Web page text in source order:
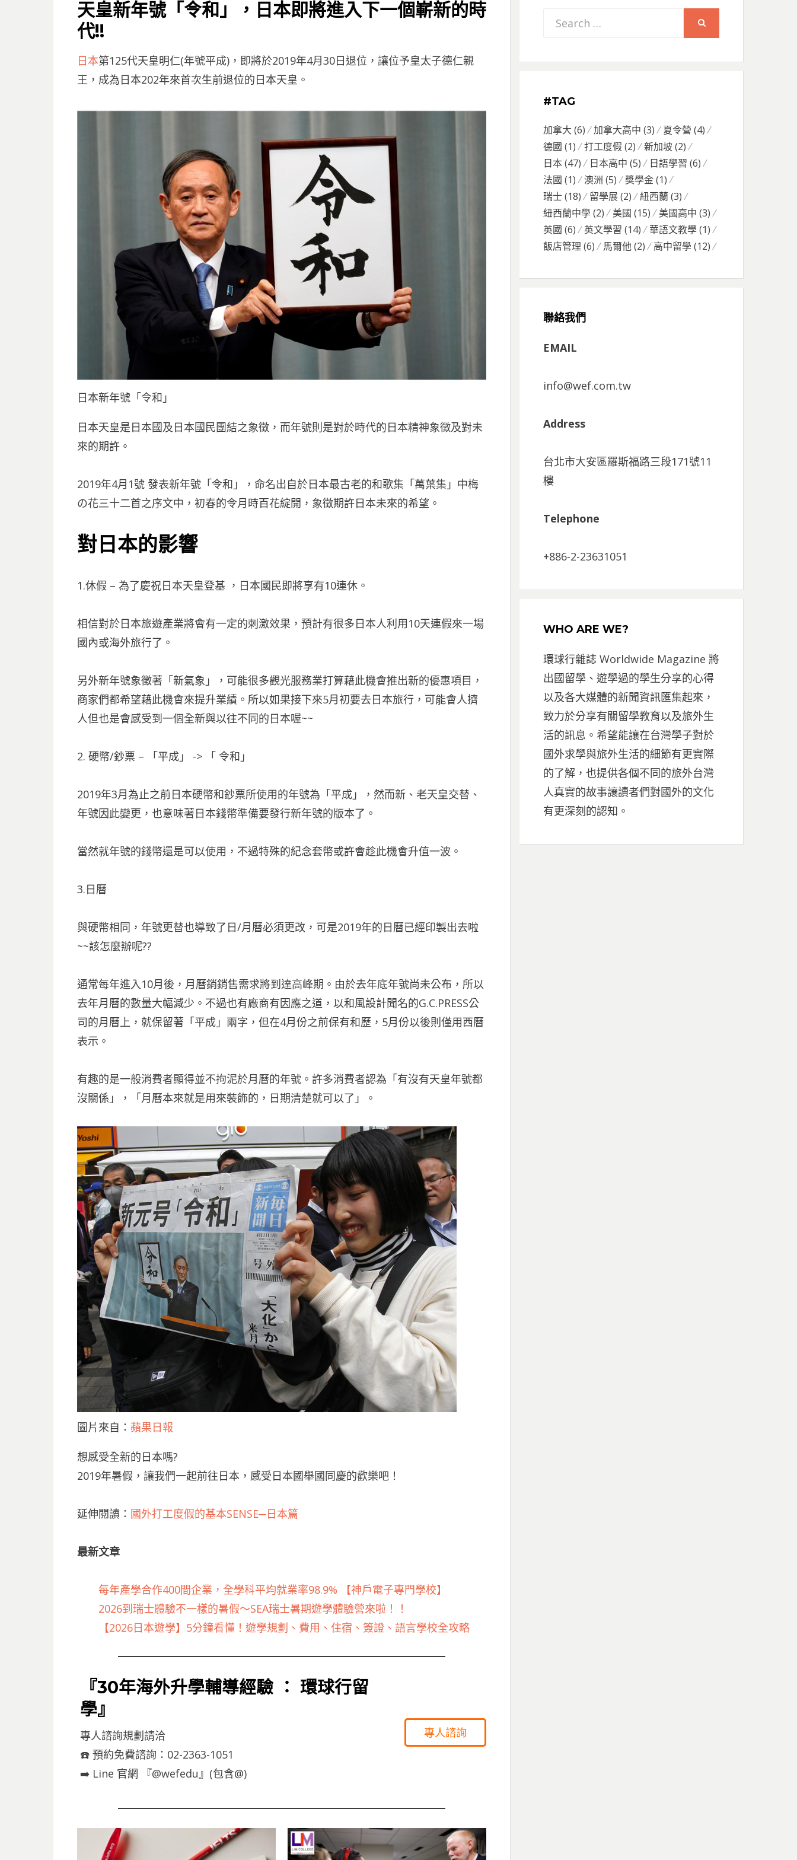
ON
天皇新年號「令和」，日本即將進入下一個嶄新的時
代!!
日本第125代天皇明仁(年號平成)，即將於2019年4月30日退位，讓位予皇太子德仁親
王，成為日本202年來首次生前退位的日本天皇。
日本新年號「令和」
日本天皇是日本國及日本國民團結之象徵，而年號則是對於時代的日本精神象徵及對未
來的期許。
2019年4月1號 發表新年號「令和」，命名出自於日本最古老的和歌集「萬葉集」中梅
の花三十二首之序文中，初春的令月時百花綻開，象徵期許日本未來的希望。
對日本的影響
1.休假 – 為了慶祝日本天皇登基 ，日本國民即將享有10連休。
相信對於日本旅遊產業將會有一定的刺激效果，預計有很多日本人利用10天連假來一場
國內或海外旅行了。
另外新年號象徵著「新氣象」，可能很多觀光服務業打算藉此機會推出新的優惠項目，
商家們都希望藉此機會來提升業績。所以如果接下來5月初要去日本旅行，可能會人擠
人但也是會感受到一個全新與以往不同的日本喔~~
2. 硬幣/鈔票 – 「平成」 -> 「 令和」
2019年3月為止之前日本硬幣和鈔票所使用的年號為「平成」，然而新、老天皇交替、
年號因此變更，也意味著日本錢幣準備要發行新年號的版本了。
當然就年號的錢幣還是可以使用，不過特殊的紀念套幣或許會趁此機會升值一波。
3.日曆
與硬幣相同，年號更替也導致了日/月曆必須更改，可是2019年的日曆已經印製出去啦
~~該怎麼辦呢??
通常每年進入10月後，月曆銷銷售需求將到達高峰期。由於去年底年號尚未公布，所以
去年月曆的數量大幅減少。不過也有廠商有因應之道，以和風設計聞名的G.C.PRESS公
司的月曆上，就保留著「平成」兩字，但在4月份之前保有和歷，5月份以後則僅用西曆
表示。
有趣的是一般消費者顯得並不拘泥於月曆的年號。許多消費者認為「有沒有天皇年號都
沒關係」，「月曆本來就是用來裝飾的，日期清楚就可以了」。
圖片來自： 蘋果日報
想感受全新的日本嗎?
2019年暑假，讓我們一起前往日本，感受日本國舉國同慶的歡樂吧！
延伸閱讀： 國外打工度假的基本SENSE─日本篇
最新文章
每年產學合作400間企業，全學科平均就業率98.9% 【神戶電子專門學校】
2026到瑞士體驗不一樣的暑假～SEA瑞士暑期遊學體驗營來啦！！
【2026日本遊學】5分鐘看懂！遊學規劃、費用、住宿、簽證、語言學校全攻略
『30年海外升學輔導經驗 ： 環球行留
學』
專人諮詢規劃請洽
☎️ 預約免費諮詢：02-2363-1051
➡️ Line 官網 『@wefedu』(包含@)
專人諮詢
Search
#TAG
加拿大 (6) 加拿大高中 (3) 夏令營 (4)
德國 (1) 打工度假 (2) 新加坡(2)
日本(47) 日本高中 (5) 日語學習 (6)
法國 (1) 澳洲 (5) 獎學金(1)
瑞士(18) 留學展(2) 紐西蘭(3)
紐西蘭中學(2) 美國 (15) 美國高中 (3)
英國 (6) 英文學習 (14) 華語文教學(1)
飯店管理 (6) 馬爾他(2) 高中留學(12)
聯絡我們
EMAIL
info@wef.com.tw
Address
台北市大安區羅斯福路三段171號11
樓
Telephone
+886-2-23631051
WHO ARE WE?
環球行雜誌 Worldwide Magazine 將
出國留學、遊學過的學生分享的心得
以及各大媒體的新聞資訊匯集起來，
致力於分享有關留學教育以及旅外生
活的訊息。希望能讓在台灣學子對於
國外求學與旅外生活的細節有更實際
的了解，也提供各個不同的旅外台灣
人真實的故事讓讀者們對國外的文化
有更深刻的認知。